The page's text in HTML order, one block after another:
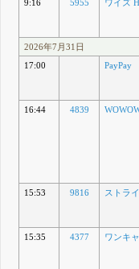
9:16
5955 ワイズ
2026年7月31日
17:00
PayPay
16:44
4839
15:53
9816 ストラ
15:35
4377 ワンキ